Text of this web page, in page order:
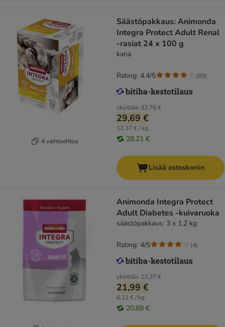
4 vaihtoehtoa
Säästöpakkaus: Animonda
Integra Protect Adult Renal
-rasiat 24 x 100 g
kana
yksittäin 32,76 €
29,69 €
12,37 € / kg
28,21 €
Rating: 4.4/5 (89)
Lisää ostoskoriin
Animonda Integra Protect
Adult Diabetes -kuivaruoka
säästöpakkaus: 3 x 1,2 kg
yksittäin 23,37 €
21,99 €
6,11 € / kg
20,89 €
Rating: 4/5 (4)